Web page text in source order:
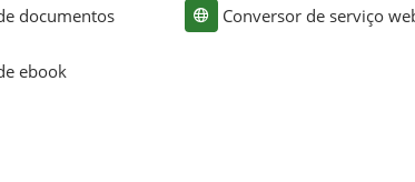
documentos
ebook
Conversor de serviço